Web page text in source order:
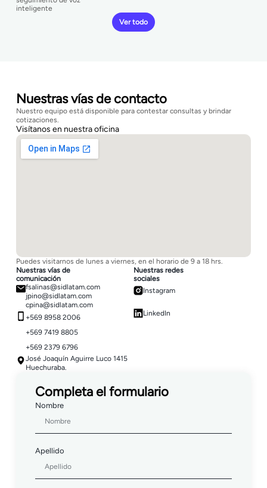
inteligente
Ver todo
Nuestras vías de contacto
Nuestro equipo está disponible para contestar consultas y brindar
cotizaciones.
Visítanos en nuestra oficina
Puedes visitarnos de lunes a viernes, en el horario de 9 a 18 hrs.
Nuestras vías de
comunicación
fsalinas@sidlatam.com
jpino@sidlatam.com
cpina@sidlatam.com
+569 8958 2006
+569 7419 8805
+569 2379 6796
José Joaquín Aguirre Luco 1415
Huechuraba.
Nuestras redes
sociales
Instagram
LinkedIn
Completa el formulario
Nombre
Apellido